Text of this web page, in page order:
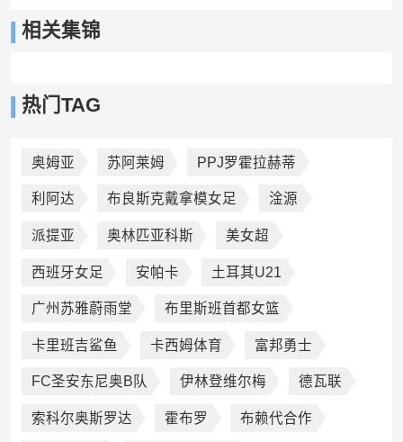
相关集锦
热门TAG
奥姆亚 苏阿莱姆 PPJ罗霍拉赫蒂
利阿达 布良斯克戴拿模女足 淦源
派提亚 奥林匹亚科斯 美女超
西班牙女足 安帕卡 土耳其U21
广州苏雅蔚雨堂 布里斯班首都女篮
卡里班吉鲨鱼 卡西姆体育 富邦勇士
FC圣安东尼奥B队 伊林登维尔梅 德瓦联
索科尔奥斯罗达 霍布罗 布赖代合作